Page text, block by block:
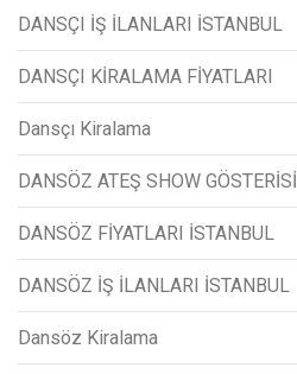
DANSÇI İŞ İLANLARI İSTANBUL
DANSÇI KİRALAMA FİYATLARI
Dansçı Kiralama
DANSÖZ ATEŞ SHOW GÖSTERİSİ
DANSÖZ FİYATLARI İSTANBUL
DANSÖZ İŞ İLANLARI İSTANBUL
Dansöz Kiralama